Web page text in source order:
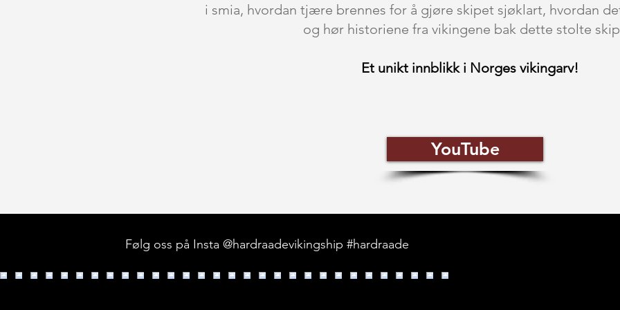
i smia, hvordan tjære brennes for å gjøre skipet sjøklart, hvordan
og hør historiene fra vikingene bak dette stolte
Et unikt innblikk i Norges vikingarv!
YouTube
Følg oss på Insta @hardraadevikingship #hardraade